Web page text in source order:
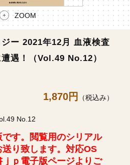
ZOOM
ー 2021年12月 血液検査
遇！（Vol.49 No.12）
1,870円 （税込み）
No.12
す。閲覧用のシリアル
り致します。対応OS
ｐ電子版ページよりご